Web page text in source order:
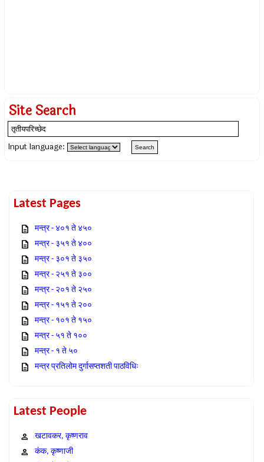
Site Search
Input language:
Latest Pages
मन्त्र - ४०१ ते ४५०
मन्त्र - ३५१ ते ४००
मन्त्र - ३०१ ते ३५०
मन्त्र - २५१ ते ३००
मन्त्र - २०१ ते २५०
मन्त्र - १५१ ते २००
मन्त्र - १०१ ते १५०
मन्त्र - ५१ ते १००
मन्त्र - १ ते ५०
मन्त्र प्रतिलोम दुर्गासप्तशती पाठविधिः
Latest People
खटावकर, कृष्णराव
कंक, कृष्णाजी